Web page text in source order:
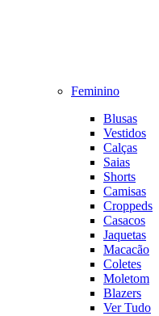
Feminino
Blusas
Vestidos
Calças
Saias
Shorts
Camisas
Croppeds
Casacos
Jaquetas
Macacão
Coletes
Moletom
Blazers
Ver Tudo